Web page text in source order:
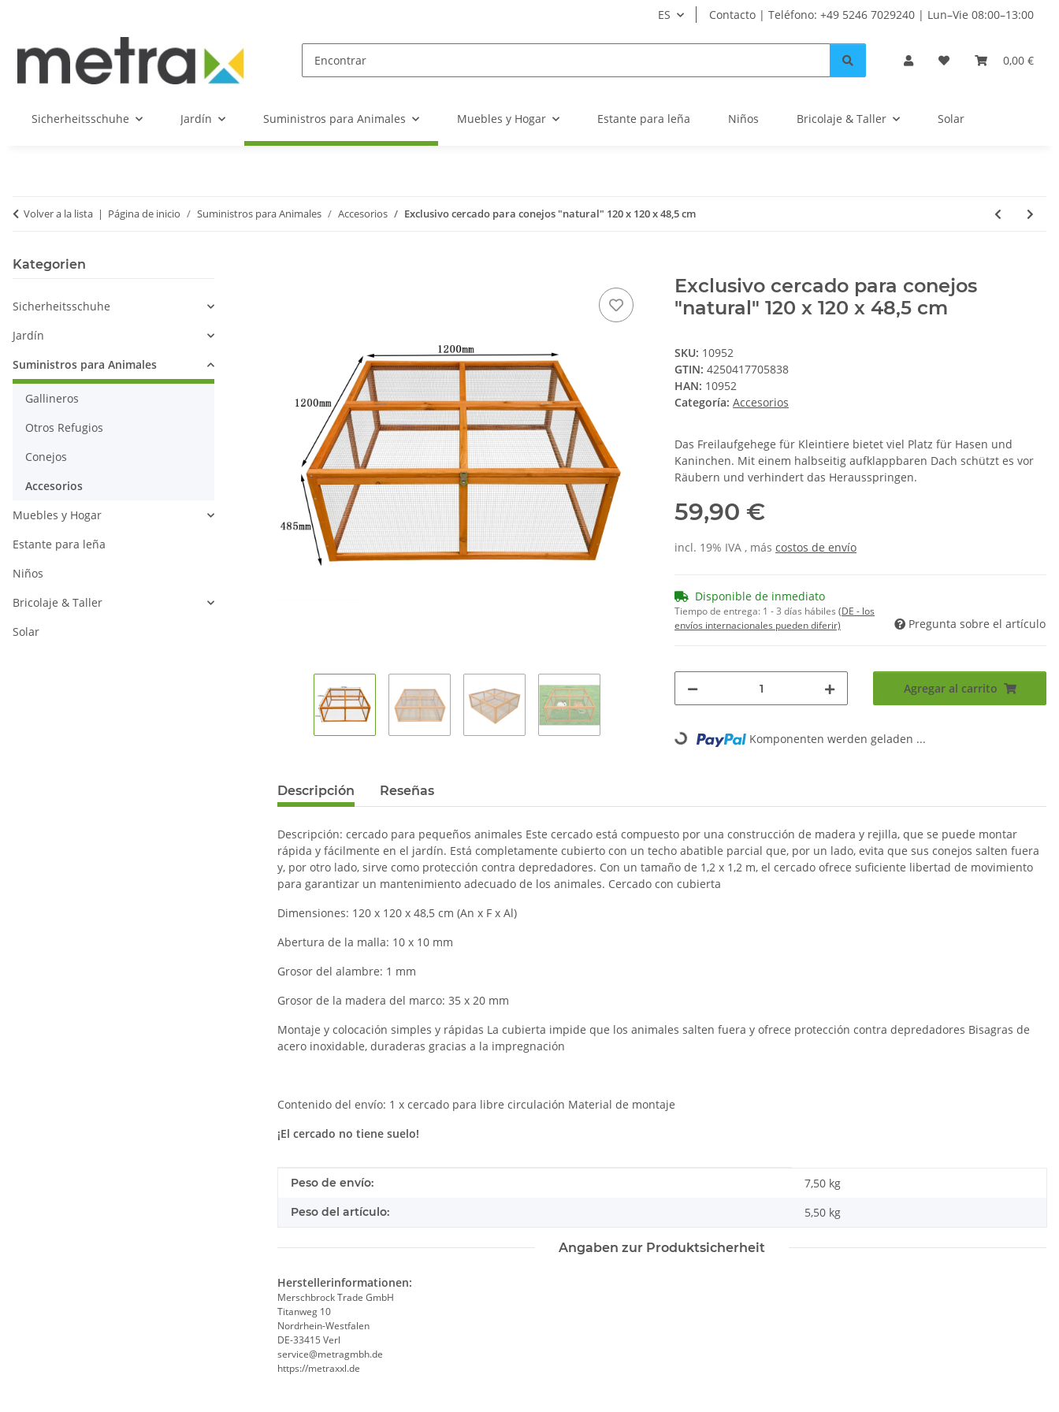
ES Contacto | Teléfono: +49 5246 7029240 | Lun–Vie 08:00–13:00
0,00 €
Sicherheitsschuhe Jardín Suministros para Animales Muebles y Hogar Estante para leña Niños Bricolaje & Taller Solar
Volver a la lista Página de inicio Suministros para Animales Accesorios Exclusivo cercado para conejos "natural" 120 x 120 x 48,5 cm
Exclusivo cercado para conejos
"natural" 120 x 120 x 48,5 cm
SKU: 10952
GTIN: 4250417705838
HAN: 10952
Categoría: Accesorios
Das Freilaufgehege für Kleintiere bietet viel Platz für Hasen und
Kaninchen. Mit einem halbseitig aufklappbaren Dach schützt es vor
Räubern und verhindert das Herausspringen.
59,90 €
incl. 19% IVA , más costos de envío
Disponible de inmediato
Tiempo de entrega: 1 - 3 días hábiles (DE - los
envíos internacionales pueden diferir)
Pregunta sobre el artículo
Agregar al carrito
Loading... Komponenten werden geladen ...
Descripción Reseñas
Descripción: cercado para pequeños animales Este cercado está compuesto por una construcción de madera y rejilla, que se puede montar
rápida y fácilmente en el jardín. Está completamente cubierto con un techo abatible parcial que, por un lado, evita que sus conejos salten fuera
y, por otro lado, sirve como protección contra depredadores. Con un tamaño de 1,2 x 1,2 m, el cercado ofrece suficiente libertad de movimiento
para garantizar un mantenimiento adecuado de los animales. Cercado con cubierta
Dimensiones: 120 x 120 x 48,5 cm (An x F x Al)
Abertura de la malla: 10 x 10 mm
Grosor del alambre: 1 mm
Grosor de la madera del marco: 35 x 20 mm
Montaje y colocación simples y rápidas La cubierta impide que los animales salten fuera y ofrece protección contra depredadores Bisagras de
acero inoxidable, duraderas gracias a la impregnación
Contenido del envío: 1 x cercado para libre circulación Material de montaje
¡El cercado no tiene suelo!
#productDetails.itemInformation#
#productDetails.itemValue#
Peso de envío: 7,50 kg
Peso del artículo: 5,50 kg
Angaben zur Produktsicherheit
Herstellerinformationen:
Merschbrock Trade GmbH
Titanweg 10
Nordrhein-Westfalen
DE-33415 Verl
service@metragmbh.de
https://metraxxl.de
Kategorien
Sicherheitsschuhe
Jardín
Suministros para Animales
Gallineros
Otros Refugios
Conejos
Accesorios
Muebles y Hogar
Estante para leña
Niños
Bricolaje & Taller
Solar